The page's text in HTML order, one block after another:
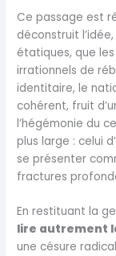
Ce passage est
déconstruit
étatiques, que
irrationnels de
identitaire, le
cohérent, fruit
l’hégémonie du
plus large : celui
se présenter
fractures
En restituant la
lire autrement
une césure